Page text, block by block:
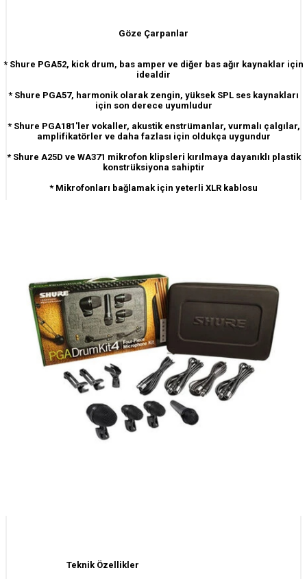
Göze Çarpanlar
* Shure PGA52, kick drum, bas amper ve diğer bas ağır kaynaklar için
idealdir
* Shure PGA57, harmonik olarak zengin, yüksek SPL ses kaynakları
için son derece uyumludur
* Shure PGA181'ler vokaller, akustik enstrümanlar, vurmalı çalgılar,
amplifikatörler ve daha fazlası için oldukça uygundur
* Shure A25D ve WA371 mikrofon klipsleri kırılmaya dayanıklı plastik
konstrüksiyona sahiptir
* Mikrofonları bağlamak için yeterli XLR kablosu
Teknik Özellikler